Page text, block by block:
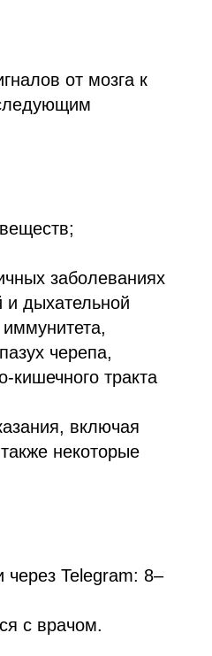
от мозга к
заболеваниях
и дыхательной
черепа,
кишечного тракта
включая
некоторые
Telegram: 8–
с врачом.